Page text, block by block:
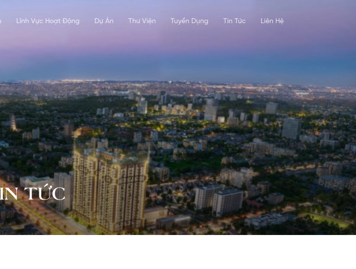
Lĩnh Vực Hoạt Động Dự Án Thư Viện Tuyển Dụng Tin Tức Liên Hệ
TỨC